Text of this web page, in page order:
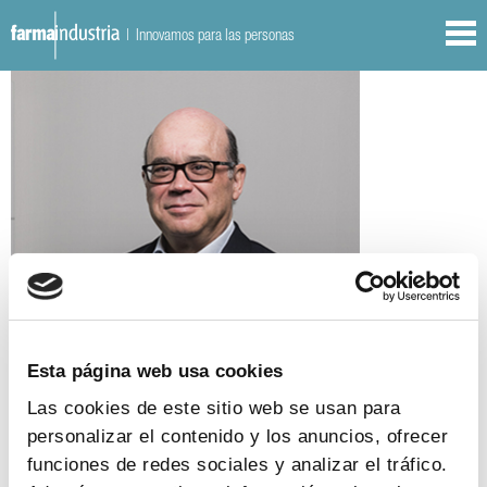
Esta página web usa cookies
Las cookies de este sitio web se usan para
personalizar el contenido y los anuncios, ofrecer
funciones de redes sociales y analizar el tráfico.
| Innovamos para las personas